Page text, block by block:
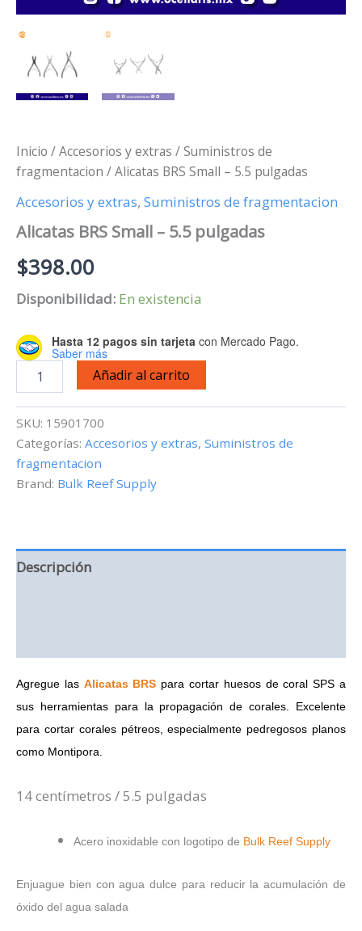
Inicio /Accesorios y extras /Suministros de
fragmentacion / Alicatas BRS Small – 5.5 pulgadas
Accesorios y extras, Suministros de fragmentacion
Alicatas BRS Small – 5.5 pulgadas
$398.00
Disponibilidad: En existencia
Hasta 12 pagos sin tarjeta con Mercado Pago.
Saber más
5.5
pulgadas
cantidad
Añadir al carrito
SKU: 15901700
Categorías: Accesorios y extras, Suministros de
fragmentacion
Brand: Bulk Reef Supply
Descripción
Agregue las AlicatasBRS para cortar huesos de coral SPS a
sus herramientas para la propagación de corales. Excelente
para cortar corales pétreos, especialmente pedregosos planos
como Montipora.
14 centímetros / 5.5 pulgadas
Acero inoxidable con logotipo de Bulk Reef Supply
Enjuague bien con agua dulce para reducir la acumulación de
óxido del agua salada